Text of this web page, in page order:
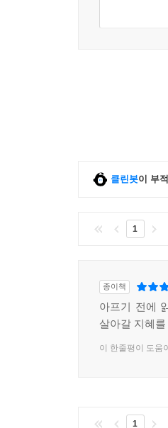
클린봇이 부
1
종이책
아프기 전에
살아갈 지혜
이 한줄평이 도움
1